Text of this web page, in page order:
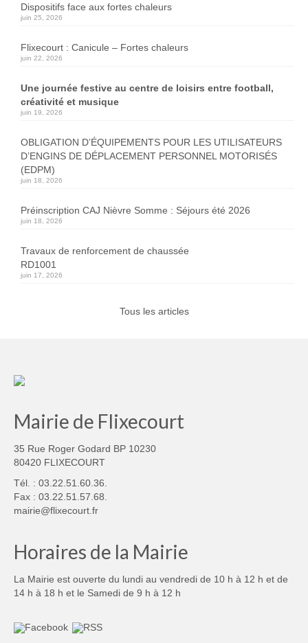
Dispositifs face aux fortes chaleurs
juin 25, 2026
Flixecourt : Canicule – Fortes chaleurs
juin 22, 2026
Une journée festive au centre de loisirs entre football,
créativité et musique
juin 19, 2026
OBLIGATION D’ÉQUIPEMENTS POUR LES UTILISATEURS
D’ENGINS DE DÉPLACEMENT PERSONNEL MOTORISÉS
(EDPM)
juin 18, 2026
Préinscription CAJ Nièvre Somme : Séjours été 2026
juin 18, 2026
Travaux de renforcement de chaussée
RD1001
juin 17, 2026
Tous les articles
Mairie de Flixecourt
35 Rue Roger Godard BP 10230
80420 FLIXECOURT
Tél. : 03.22.51.60.36.
Fax : 03.22.51.57.68.
mairie@flixecourt.fr
Horaires de la Mairie
La Mairie est ouverte du lundi au vendredi de 10 h à 12 h et de
14 h à 18 h et le Samedi de 9 h à 12 h